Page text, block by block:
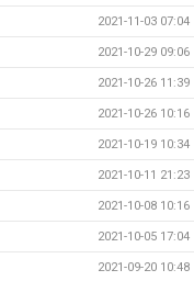
2021-11-03 07:04
2021-10-29 09:06
2021-10-26 11:39
2021-10-26 10:16
2021-10-19 10:34
2021-10-11 21:23
2021-10-08 10:16
2021-10-05 17:04
2021-09-20 10:48